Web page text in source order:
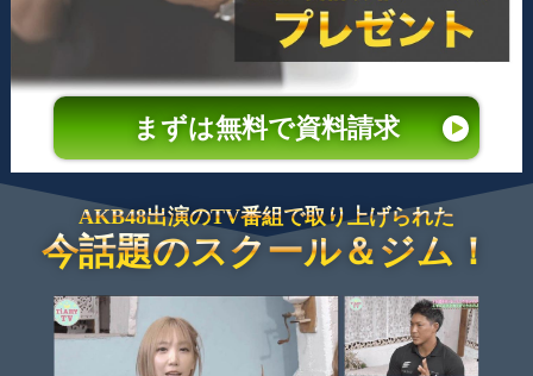
まずは無料で資料請求
AKB48出演のTV番組で取り上げられた
今話題のスクール＆ジム！